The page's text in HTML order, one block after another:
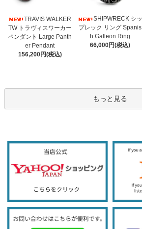
TRAVIS WALKER
TW トラヴィスワーカー
ペンダント Large Panth
er Pendant
156,200円(税込)
SHIPWRECK シッ
プレック リング Spanis
h Galleon Ring
66,000円(税込)
もっと見る